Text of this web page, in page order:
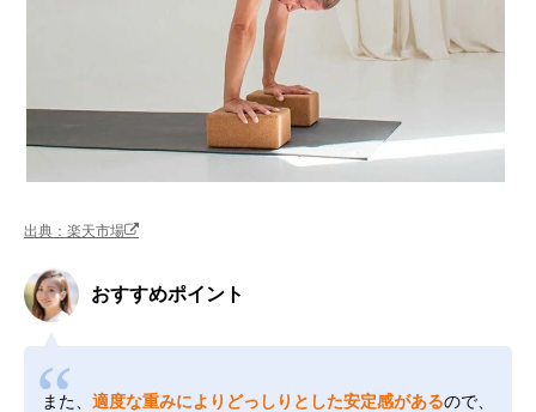
出典：楽天市場
おすすめポイント
また、 適度な重みによりどっしりとした安定感があるので、